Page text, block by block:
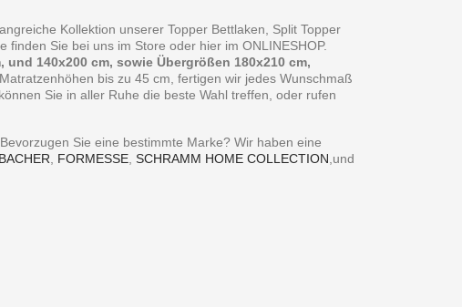
Kollektion unserer Topper Bettlaken, Split Topper
Sie bei uns im Store oder hier im ONLINESHOP.
und 140x200 cm, sowie Übergrößen 180x210 cm,
bis zu 45 cm, fertigen wir jedes Wunschmaß
Sie in aller Ruhe die beste Wahl treffen, oder rufen
Sie eine bestimmte Marke? Wir haben eine
, FORMESSE,SCHRAMM HOME COLLECTION,und